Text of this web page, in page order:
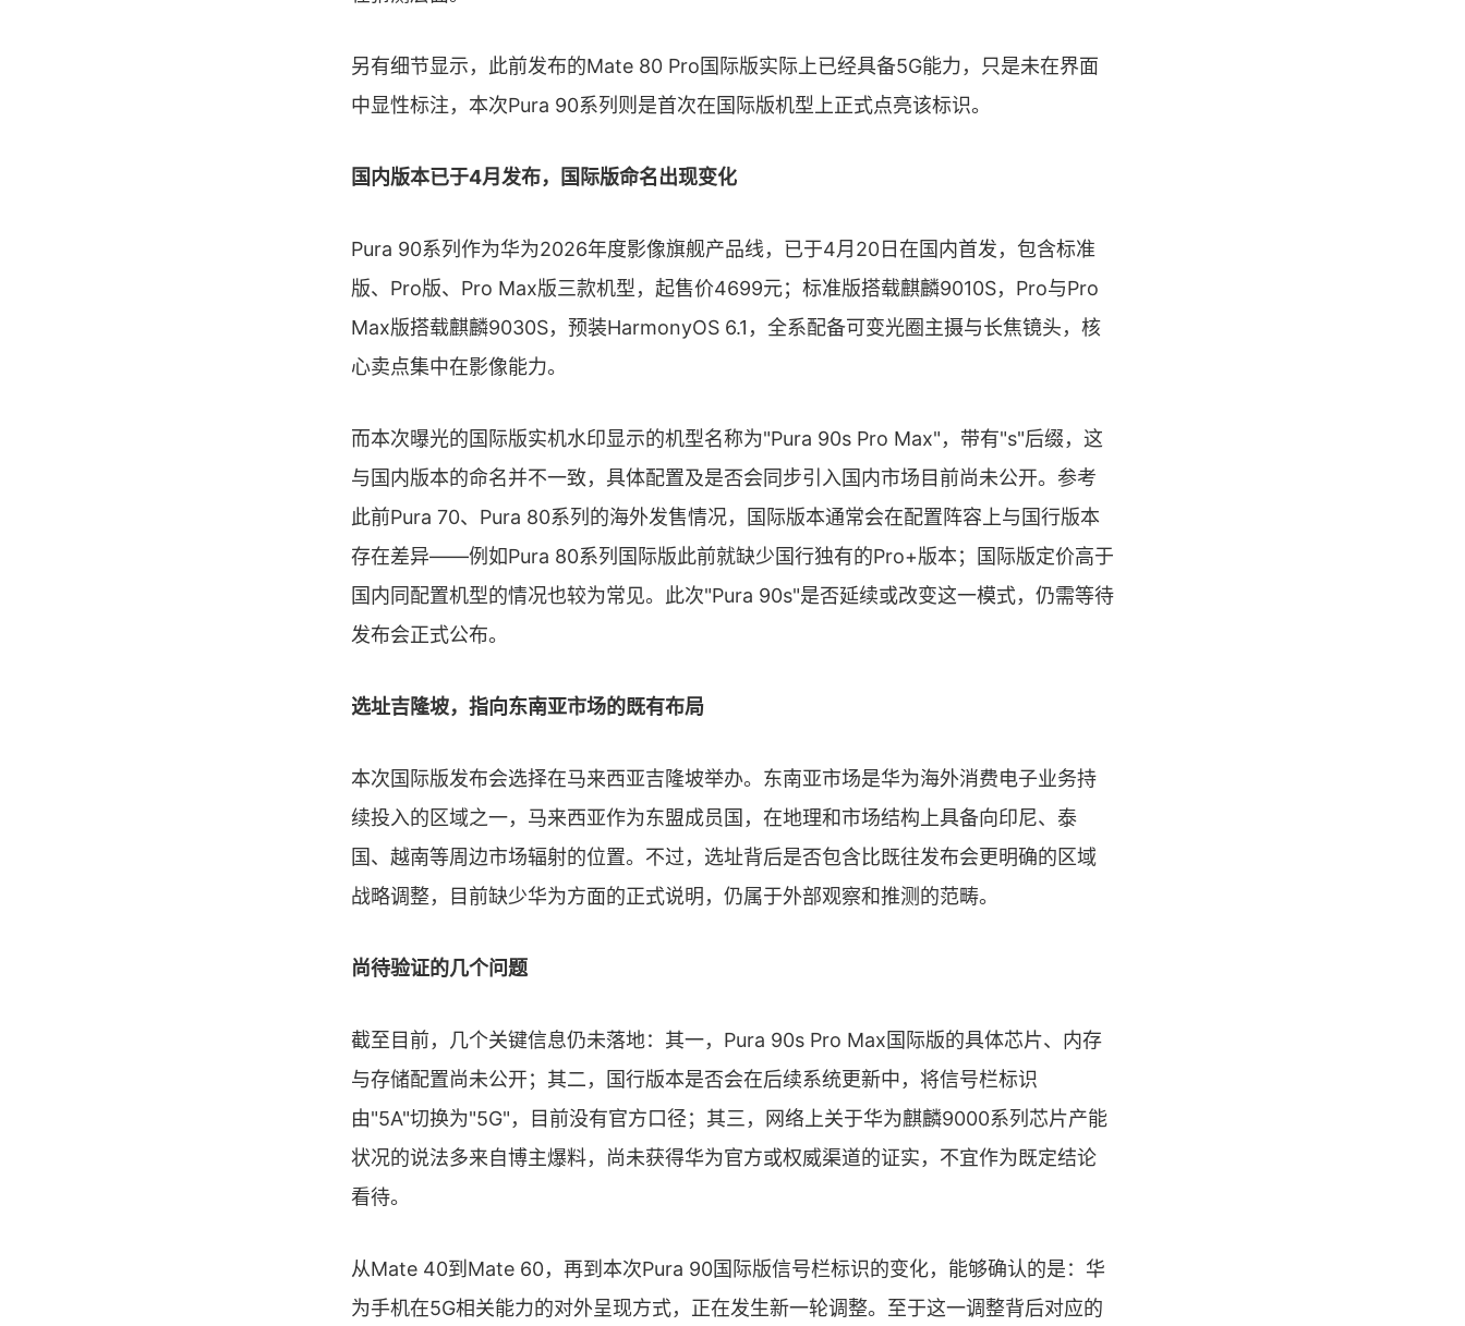
另有细节显示，此前发布的Mate 80 Pro国际版实际上已经具备5G能力，只是未在界面
中显性标注，本次Pura 90系列则是首次在国际版机型上正式点亮该标识。
国内版本已于4月发布，国际版命名出现变化
Pura 90系列作为华为2026年度影像旗舰产品线，已于4月20日在国内首发，包含标准
版、Pro版、Pro Max版三款机型，起售价4699元；标准版搭载麒麟9010S，Pro与Pro
Max版搭载麒麟9030S，预装HarmonyOS 6.1，全系配备可变光圈主摄与长焦镜头，核
心卖点集中在影像能力。
而本次曝光的国际版实机水印显示的机型名称为"Pura 90s Pro Max"，带有"s"后缀，这
与国内版本的命名并不一致，具体配置及是否会同步引入国内市场目前尚未公开。参考
此前Pura 70、Pura 80系列的海外发售情况，国际版本通常会在配置阵容上与国行版本
存在差异——例如Pura 80系列国际版此前就缺少国行独有的Pro+版本；国际版定价高于
国内同配置机型的情况也较为常见。此次"Pura 90s"是否延续或改变这一模式，仍需等待
发布会正式公布。
选址吉隆坡，指向东南亚市场的既有布局
本次国际版发布会选择在马来西亚吉隆坡举办。东南亚市场是华为海外消费电子业务持
续投入的区域之一，马来西亚作为东盟成员国，在地理和市场结构上具备向印尼、泰
国、越南等周边市场辐射的位置。不过，选址背后是否包含比既往发布会更明确的区域
战略调整，目前缺少华为方面的正式说明，仍属于外部观察和推测的范畴。
尚待验证的几个问题
截至目前，几个关键信息仍未落地：其一，Pura 90s Pro Max国际版的具体芯片、内存
与存储配置尚未公开；其二，国行版本是否会在后续系统更新中，将信号栏标识
由"5A"切换为"5G"，目前没有官方口径；其三，网络上关于华为麒麟9000系列芯片产能
状况的说法多来自博主爆料，尚未获得华为官方或权威渠道的证实，不宜作为既定结论
看待。
从Mate 40到Mate 60，再到本次Pura 90国际版信号栏标识的变化，能够确认的是：华
为手机在5G相关能力的对外呈现方式，正在发生新一轮调整。至于这一调整背后对应的